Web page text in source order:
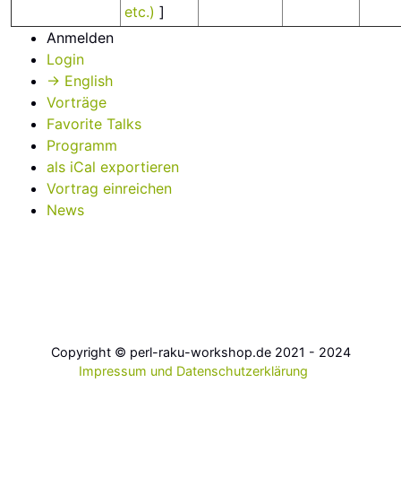
etc.) ]
Anmelden
Login
→ English
Vorträge
Favorite Talks
Programm
als iCal exportieren
Vortrag einreichen
News
Copyright © perl-raku-workshop.de 2021 - 2024
Impressum und Datenschutzerklärung